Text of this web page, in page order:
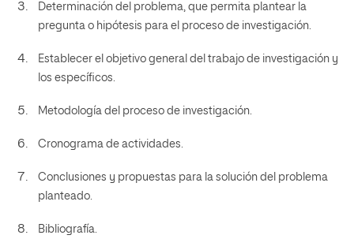
Determinación del problema, que permita plantear la
pregunta o hipótesis para el proceso de investigación.
Establecer el objetivo general del trabajo de investigación y
los específicos.
Metodología del proceso de investigación.
Cronograma de actividades.
Conclusiones y propuestas para la solución del problema
planteado.
Bibliografía.